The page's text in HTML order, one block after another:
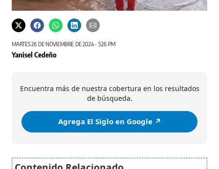
MARTES 26 DE NOVIEMBRE DE 2024 - 5:26 PM
Yanisel Cedeño
Encuentra más de nuestra cobertura en los resultados
de búsqueda.
Agrega El Siglo en Google ↗️